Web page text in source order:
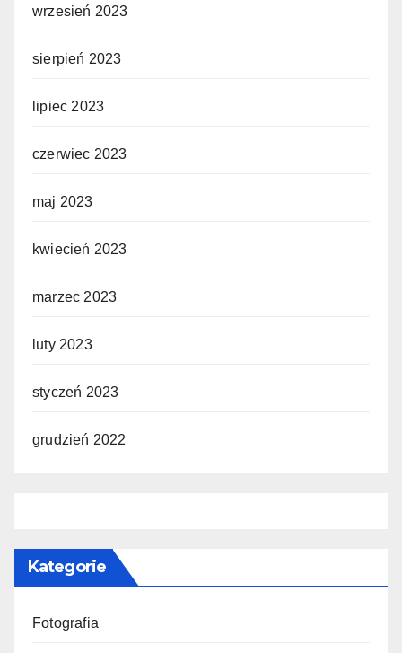
wrzesień 2023
sierpień 2023
lipiec 2023
czerwiec 2023
maj 2023
kwiecień 2023
marzec 2023
luty 2023
styczeń 2023
grudzień 2022
Kategorie
Fotografia